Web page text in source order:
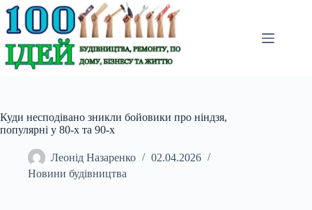
Перейти
до
вмісту
Куди несподівано зникли бойовики про ніндзя,
популярні у 80-х та 90-х
Леонід Назаренко
02.04.2026
Новини будівництва